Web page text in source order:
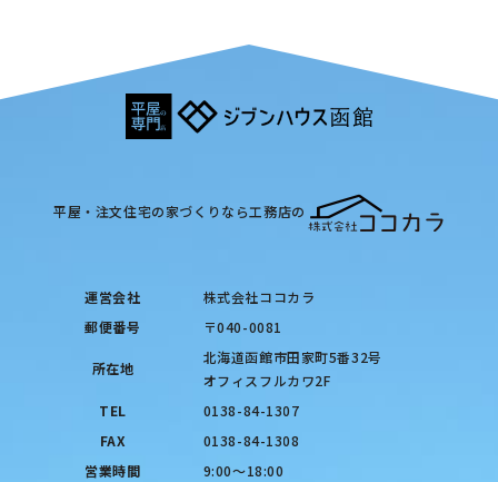
平屋・注文住宅の家づくりなら工務店の
運営会社
株式会社ココカラ
郵便番号
〒040-0081
所在地
北海道函館市田家町5番32号
オフィスフルカワ2F
TEL
0138-84-1307
FAX
0138-84-1308
営業時間
9:00〜18:00